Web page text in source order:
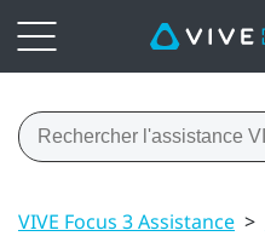
VIVE Focus 3 Assistance >